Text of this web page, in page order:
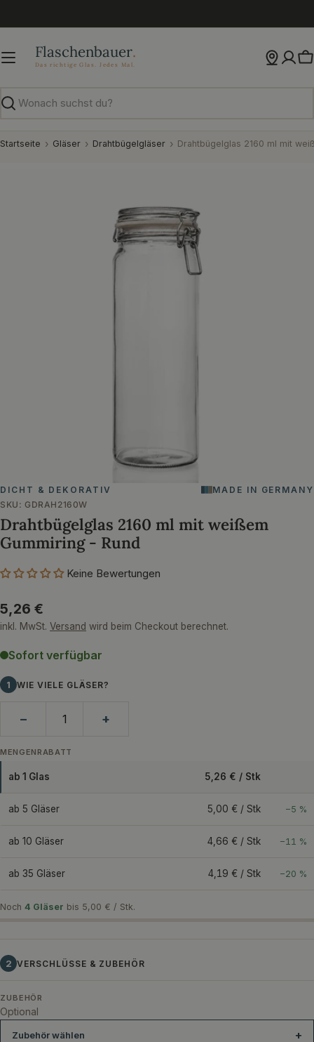
Inhalt
Suchen
Startseite Gläser Drahtbügelgläser
DICHT & DEKORATIV
MADE IN GERMANY
SKU: GDRAH2160W
Drahtbügelglas 2160 ml mit weißem
Gummiring - Rund
Keine Bewertungen
Regulärer
Preis
5,26 €
inkl. MwSt. Versand wird beim Checkout berechnet.
Sofort verfügbar
1 WIE VIELE GLÄSER?
− +
MENGENRABATT
ab 1 Glas 5,26 € / Stk
ab 5 Gläser 5,00 € / Stk −5 %
ab 10 Gläser 4,66 € / Stk −11 %
ab 35 Gläser 4,19 € / Stk −20 %
Noch 4 Gläser bis 5,00 € / Stk.
2 VERSCHLÜSSE & ZUBEHÖR
ZUBEHÖR
Optional
Zubehör wählen